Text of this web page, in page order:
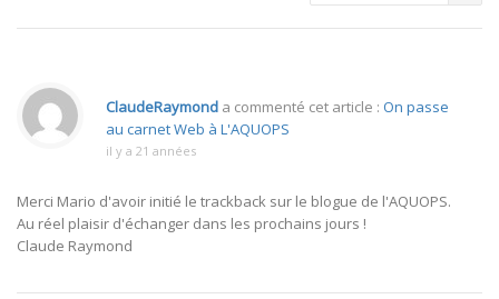
ClaudeRaymond a commenté cet article : On passe
au carnet Web à L'AQUOPS
il y a 21 années
Merci Mario d'avoir initié le trackback sur le blogue de l'AQUOPS.
Au réel plaisir d'échanger dans les prochains jours !
Claude Raymond